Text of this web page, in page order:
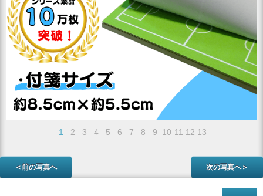
1 2 3 4 5 6 7 8 9 10 11 12 13
＜前の写真へ 次の写真へ＞